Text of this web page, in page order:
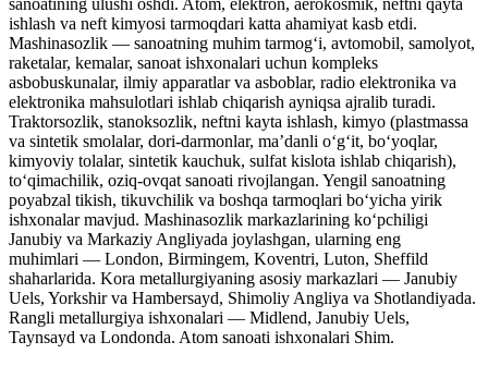
sanoatining ulushi oshdi. Atom, elektron, aerokosmik, neftni qayta
ishlash va neft kimyosi tarmoqdari katta ahamiyat kasb etdi.
Mashinasozlik — sanoatning muhim tarmogʻi, avtomobil, samolyot,
raketalar, kemalar, sanoat ishxonalari uchun kompleks
asbobuskunalar, ilmiy apparatlar va asboblar, radio elektronika va
elektronika mahsulotlari ishlab chiqarish ayniqsa ajralib turadi.
Traktorsozlik, stanoksozlik, neftni kayta ishlash, kimyo (plastmassa
va sintetik smolalar, dori-darmonlar, maʼdanli oʻgʻit, boʻyoqlar,
kimyoviy tolalar, sintetik kauchuk, sulfat kislota ishlab chiqarish),
toʻqimachilik, oziq-ovqat sanoati rivojlangan. Yengil sanoatning
poyabzal tikish, tikuvchilik va boshqa tarmoqlari boʻyicha yirik
ishxonalar mavjud. Mashinasozlik markazlarining koʻpchiligi
Janubiy va Markaziy Angliyada joylashgan, ularning eng
muhimlari — London, Birmingem, Koventri, Luton, Sheffild
shaharlarida. Kora metallurgiyaning asosiy markazlari — Janubiy
Uels, Yorkshir va Hambersayd, Shimoliy Angliya va Shotlandiyada.
Rangli metallurgiya ishxonalari — Midlend, Janubiy Uels,
Taynsayd va Londonda. Atom sanoati ishxonalari Shim.